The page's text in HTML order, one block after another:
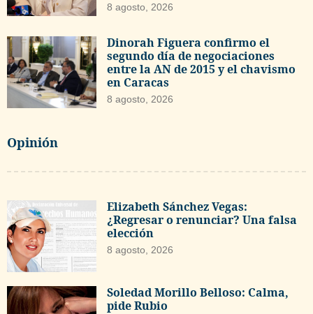
8 agosto, 2026
Dinorah Figuera confirmo el
segundo día de negociaciones
entre la AN de 2015 y el chavismo
en Caracas
8 agosto, 2026
Opinión
Elizabeth Sánchez Vegas:
¿Regresar o renunciar? Una falsa
elección
8 agosto, 2026
Soledad Morillo Belloso: Calma,
pide Rubio